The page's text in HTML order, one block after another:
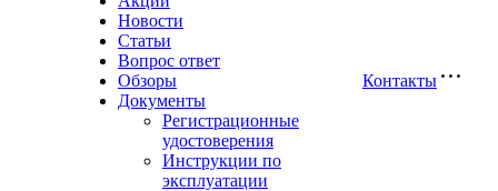
Новости
Статьи
Вопрос ответ
Обзоры
Документы
Регистрационные
удостоверения
Инструкции по
эксплуатации
Контакты